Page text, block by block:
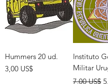
Hummers 20 ud.
Precio
3,00 US$
Instituto
Militar
Precio
7,00 US$